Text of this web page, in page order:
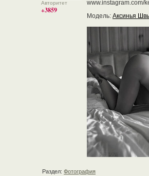
Авторитет
+3859
www.instagram.com/
Модель: Аксинья
Раздел: Фотография